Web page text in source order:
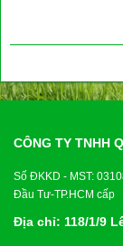
CÔNG TY TNHH
Số ĐKKD - MST:
Đầu Tư-TP.HCM cấp
Địa chỉ: 118/1/9